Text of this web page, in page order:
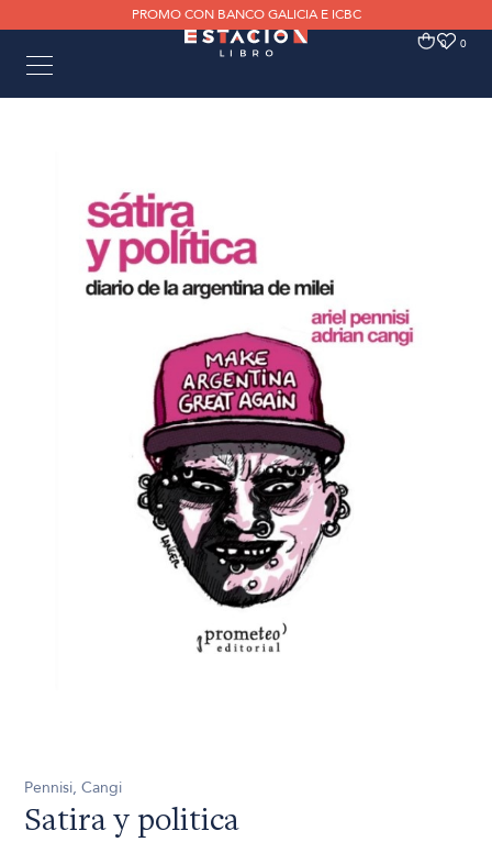
PROMO CON BANCO GALICIA E ICBC
0 0
Pennisi, Cangi
Satira y politica